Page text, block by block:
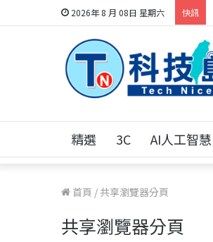
2026年 8 月 08日 星期六 快訊
精選 3C AI人工智慧
首頁 /共享瀏覽器分頁
共享瀏覽器分頁